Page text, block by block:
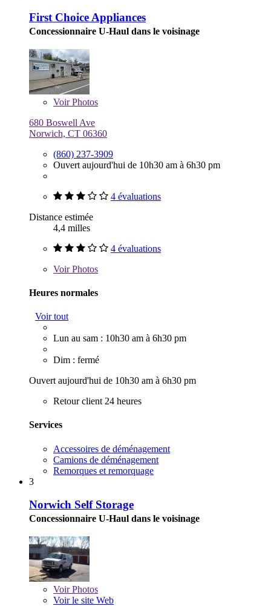
First Choice Appliances
Concessionnaire U-Haul dans le voisinage
VoirPhotos
680 Boswell Ave
Norwich, CT 06360
(860) 237-3909
Ouvert aujourd'hui de 10h30 am à 6h30 pm
4 évaluations
Distance estimée
4,4 milles
4 évaluations
VoirPhotos
Heures normales
Voir tout
Lun au sam : 10h30 am à 6h30 pm
Dim : fermé
Ouvert aujourd'hui de 10h30 am à 6h30 pm
Retour client 24 heures
Services
Accessoires de déménagement
Camions de déménagement
Remorques et remorquage
3
Norwich Self Storage
Concessionnaire U-Haul dans le voisinage
VoirPhotos
Voir le site Web